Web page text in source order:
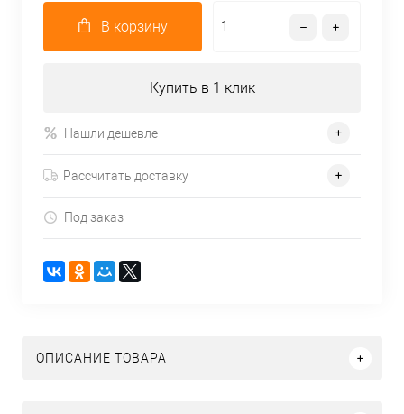
В корзину
Купить в 1 клик
Нашли дешевле
Рассчитать доставку
Под заказ
ОПИСАНИЕ ТОВАРА